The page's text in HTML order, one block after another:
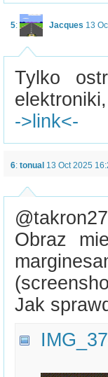
5: Jacques 13
Tylko
->link<-
6: tonual 13 Oct 2025
Obraz
Jak